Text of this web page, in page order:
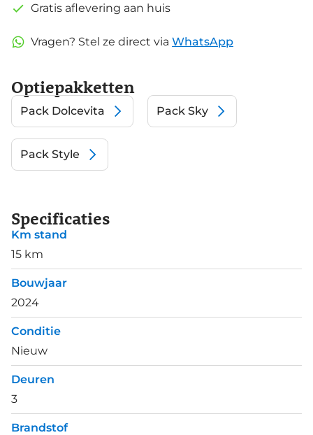
Gratis aflevering aan huis
Vragen? Stel ze direct via WhatsApp
Optiepakketten
Pack Dolcevita Pack Sky
Pack Style
Specificaties
Km stand
15 km
Bouwjaar
2024
Conditie
Nieuw
Deuren
3
Brandstof